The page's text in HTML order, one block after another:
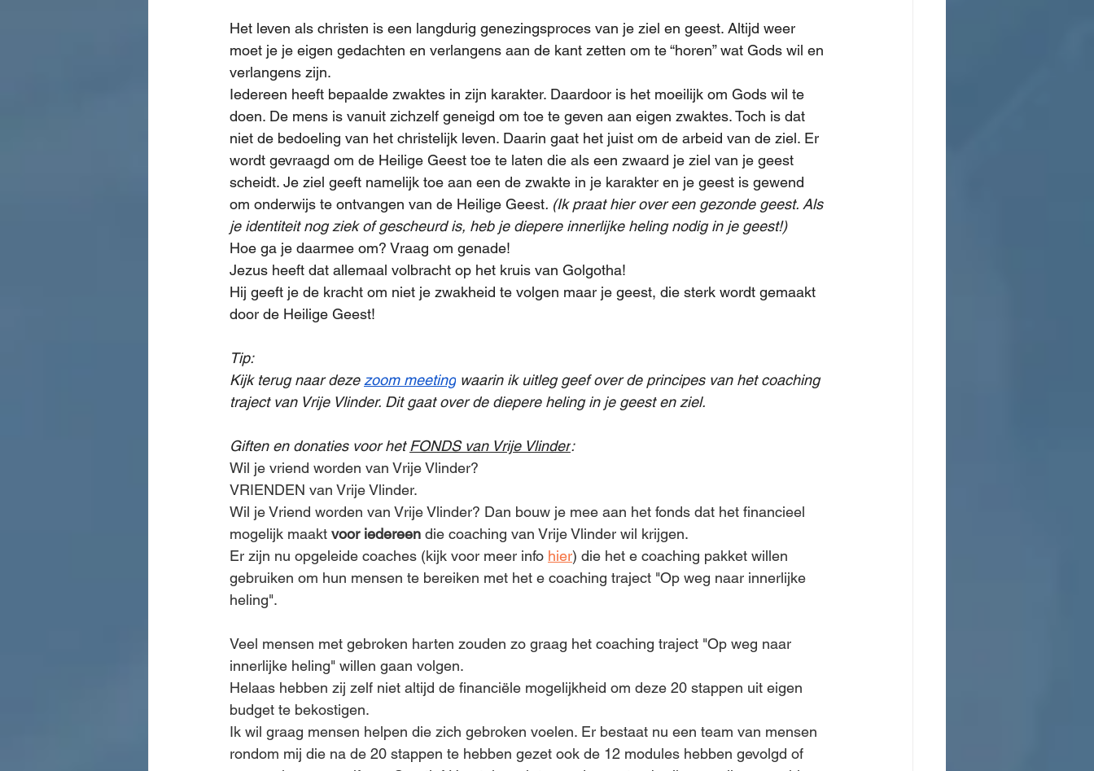
Het leven als christen is een langdurig genezingsproces van je ziel en geest. Altijd weer
moet je je eigen gedachten en verlangens aan de kant zetten om te “horen” wat Gods wil en
verlangens zijn.
Iedereen heeft bepaalde zwaktes in zijn karakter. Daardoor is het moeilijk om Gods wil te
doen. De mens is vanuit zichzelf geneigd om toe te geven aan eigen zwaktes. Toch is dat
niet de bedoeling van het christelijk leven. Daarin gaat het juist om de arbeid van de ziel. Er
wordt gevraagd om de Heilige Geest toe te laten die als een zwaard je ziel van je geest
scheidt. Je ziel geeft namelijk toe aan een de zwakte in je karakter en je geest is gewend
om onderwijs te ontvangen van de Heilige Geest. (Ik praat hier over een gezonde geest. Als
je identiteit nog ziek of gescheurd is, heb je diepere innerlijke heling nodig in je geest!)
Hoe ga je daarmee om? Vraag om genade!
Jezus heeft dat allemaal volbracht op het kruis van Golgotha!
Hij geeft je de kracht om niet je zwakheid te volgen maar je geest, die sterk wordt gemaakt
door de Heilige Geest!
Tip:
Kijk terug naar deze zoom meeting waarin ik uitleg geef over de principes van het coaching
traject van Vrije Vlinder. Dit gaat over de diepere heling in je geest en ziel.
Giften en donaties voor het FONDS van Vrije Vlinder:
Wil je vriend worden van Vrije Vlinder?
VRIENDEN van Vrije Vlinder.
Wil je Vriend worden van Vrije Vlinder? Dan bouw je mee aan het fonds dat het financieel
mogelijk maakt voor iedereen die coaching van Vrije Vlinder wil krijgen.
Er zijn nu opgeleide coaches (kijk voor meer info hier) die het e coaching pakket willen
gebruiken om hun mensen te bereiken met het e coaching traject "Op weg naar innerlijke
heling".
Veel mensen met gebroken harten zouden zo graag het coaching traject "Op weg naar
innerlijke heling" willen gaan volgen.
Helaas hebben zij zelf niet altijd de financiële mogelijkheid om deze 20 stappen uit eigen
budget te bekostigen.
Ik wil graag mensen helpen die zich gebroken voelen. Er bestaat nu een team van mensen
rondom mij die na de 20 stappen te hebben gezet ook de 12 modules hebben gevolgd of